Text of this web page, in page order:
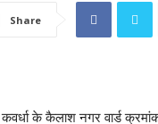
Share
कवर्धा के कैलाश नगर वार्ड